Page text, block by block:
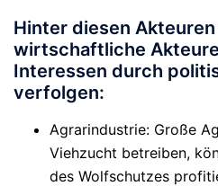
Hinter diesen
wirtschaftliche
Interessen durch
verfolgen:
Agrarindustrie: Große
Viehzucht betreiben,
des Wolfschutzes